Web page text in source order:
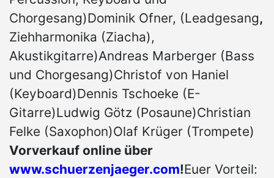
Chorgesang)Dominik Ofner, (Leadgesang,
Ziehharmonika (Ziacha),
Akustikgitarre)Andreas Marberger (Bass
und Chorgesang)Christof von Haniel
(Keyboard)Dennis Tschoeke (E-
Gitarre)Ludwig Götz (Posaune)Christian
Felke (Saxophon)Olaf Krüger (Trompete)
Vorverkauf online über
www.schuerzenjaeger.com!Euer Vorteil: